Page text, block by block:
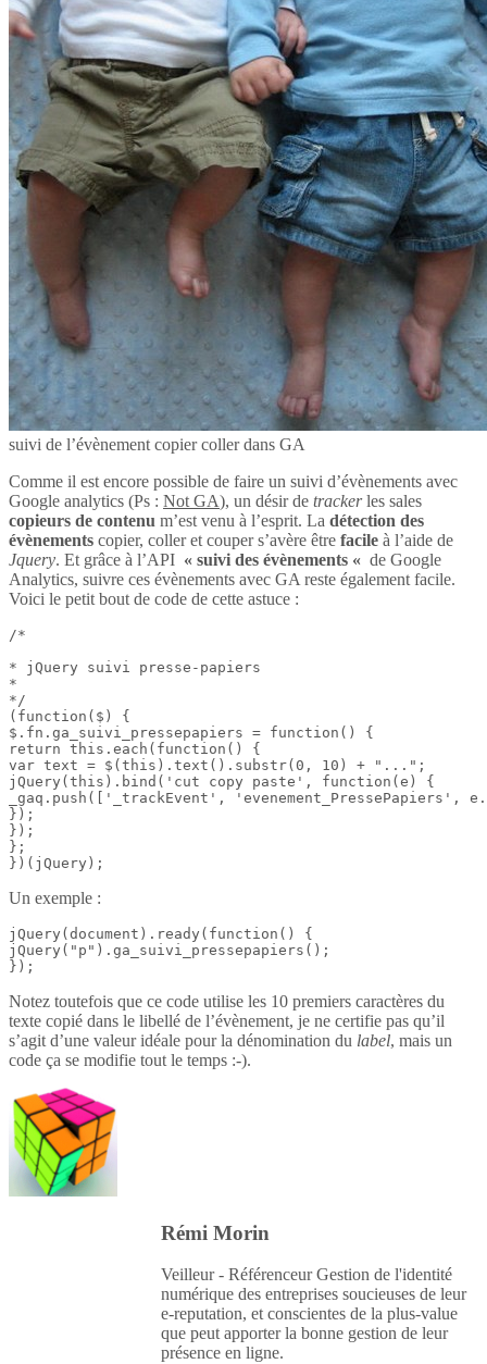
suivi de l’évènement copier coller dans GA
Comme il est encore possible de faire un suivi d’évènements avec
Google analytics (Ps : Not GA), un désir de trackerles sales
copieurs de contenu m’est venu à l’esprit. La détection des
évènements copier, coller et couper s’avère être facile à l’aide de
Jquery. Et grâce à l’API « suivi des évènements « de Google
Analytics, suivre ces évènements avec GA reste également facile.
Voici le petit bout de code de cette astuce :
/*
* jQuery suivi presse-papiers
*
*/
(function($) {
$.fn.ga_suivi_pressepapiers = function() {
return this.each(function() {
var text = $(this).text().substr(0, 10) + "...";
jQuery(this).bind('cut copy paste', function(e) {
_gaq.push(['_trackEvent', 'evenement_PressePapiers',
});
});
};
})(jQuery);
Un exemple :
jQuery(document).ready(function() {
jQuery("p").ga_suivi_pressepapiers();
});
Notez toutefois que ce code utilise les 10 premiers caractères du
texte copié dans le libellé de l’évènement, je ne certifie pas qu’il
s’agit d’une valeur idéale pour la dénomination du label, mais un
code ça se modifie tout le temps :-).
Rémi Morin
Veilleur - Référenceur Gestion de l'identité
numérique des entreprises soucieuses de leur
e-reputation, et conscientes de la plus-value
que peut apporter la bonne gestion de leur
présence en ligne.